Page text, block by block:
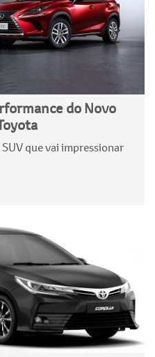
do Novo
que vai impressionar